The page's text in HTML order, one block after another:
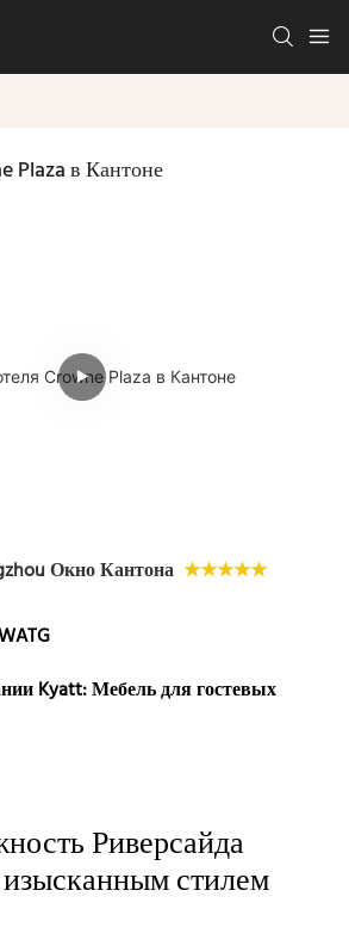
Plaza в Кантоне
Окно Кантона ★★★★★
Kyatt: Мебель для гостевых
Риверсайда
изысканным стилем